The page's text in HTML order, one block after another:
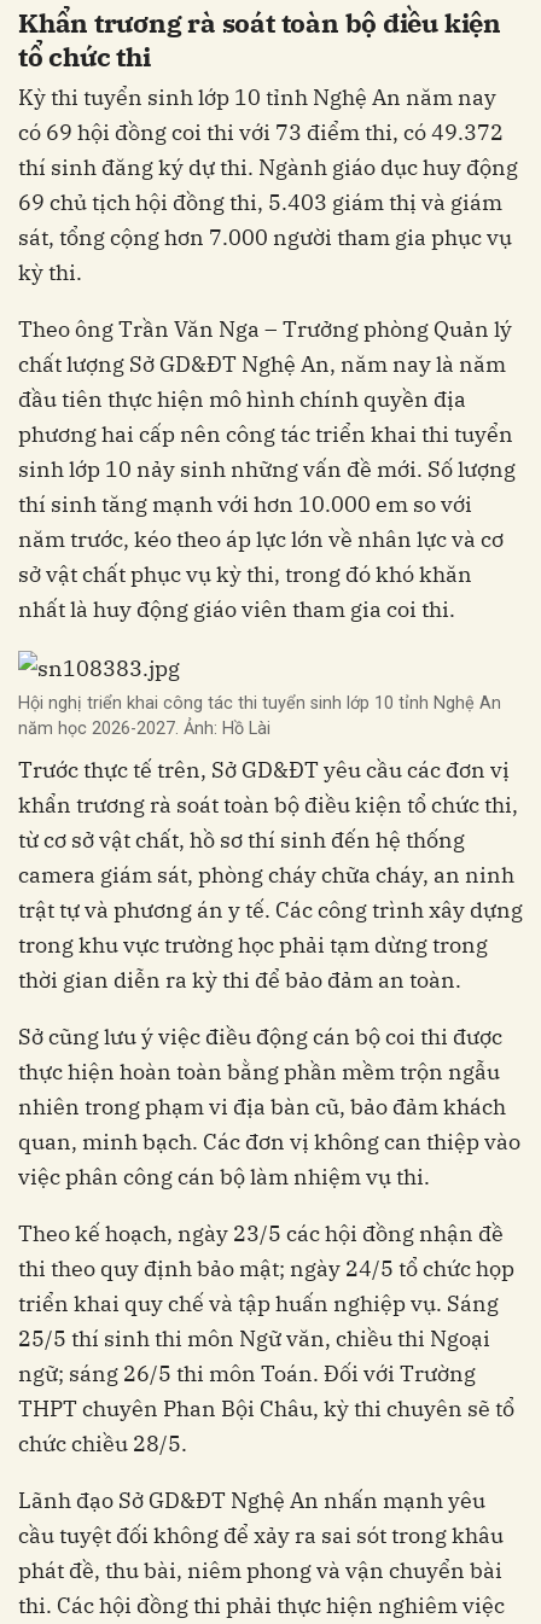
Khẩn trương rà soát toàn bộ điều kiện
tổ chức thi
Kỳ thi tuyển sinh lớp 10 tỉnh Nghệ An năm nay
có 69 hội đồng coi thi với 73 điểm thi, có 49.372
thí sinh đăng ký dự thi. Ngành giáo dục huy động
69 chủ tịch hội đồng thi, 5.403 giám thị và giám
sát, tổng cộng hơn 7.000 người tham gia phục vụ
kỳ thi.
Theo ông Trần Văn Nga – Trưởng phòng Quản lý
chất lượng Sở GD&ĐT Nghệ An, năm nay là năm
đầu tiên thực hiện mô hình chính quyền địa
phương hai cấp nên công tác triển khai thi tuyển
sinh lớp 10 nảy sinh những vấn đề mới. Số lượng
thí sinh tăng mạnh với hơn 10.000 em so với
năm trước, kéo theo áp lực lớn về nhân lực và cơ
sở vật chất phục vụ kỳ thi, trong đó khó khăn
nhất là huy động giáo viên tham gia coi thi.
Hội nghị triển khai công tác thi tuyển sinh lớp 10 tỉnh Nghệ An
năm học 2026-2027. Ảnh: Hồ Lài
Trước thực tế trên, Sở GD&ĐT yêu cầu các đơn vị
khẩn trương rà soát toàn bộ điều kiện tổ chức thi,
từ cơ sở vật chất, hồ sơ thí sinh đến hệ thống
camera giám sát, phòng cháy chữa cháy, an ninh
trật tự và phương án y tế. Các công trình xây dựng
trong khu vực trường học phải tạm dừng trong
thời gian diễn ra kỳ thi để bảo đảm an toàn.
Sở cũng lưu ý việc điều động cán bộ coi thi được
thực hiện hoàn toàn bằng phần mềm trộn ngẫu
nhiên trong phạm vi địa bàn cũ, bảo đảm khách
quan, minh bạch. Các đơn vị không can thiệp vào
việc phân công cán bộ làm nhiệm vụ thi.
Theo kế hoạch, ngày 23/5 các hội đồng nhận đề
thi theo quy định bảo mật; ngày 24/5 tổ chức họp
triển khai quy chế và tập huấn nghiệp vụ. Sáng
25/5 thí sinh thi môn Ngữ văn, chiều thi Ngoại
ngữ; sáng 26/5 thi môn Toán. Đối với Trường
THPT chuyên Phan Bội Châu, kỳ thi chuyên sẽ tổ
chức chiều 28/5.
Lãnh đạo Sở GD&ĐT Nghệ An nhấn mạnh yêu
cầu tuyệt đối không để xảy ra sai sót trong khâu
phát đề, thu bài, niêm phong và vận chuyển bài
thi. Các hội đồng thi phải thực hiện nghiêm việc